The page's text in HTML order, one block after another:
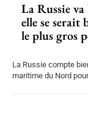
La Russie
elle se serait
le plus gros
La Russie compte
maritime du Nord